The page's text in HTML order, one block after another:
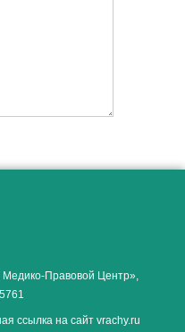
Правовой Центр»,
ссылка на сайт vrachy.ru